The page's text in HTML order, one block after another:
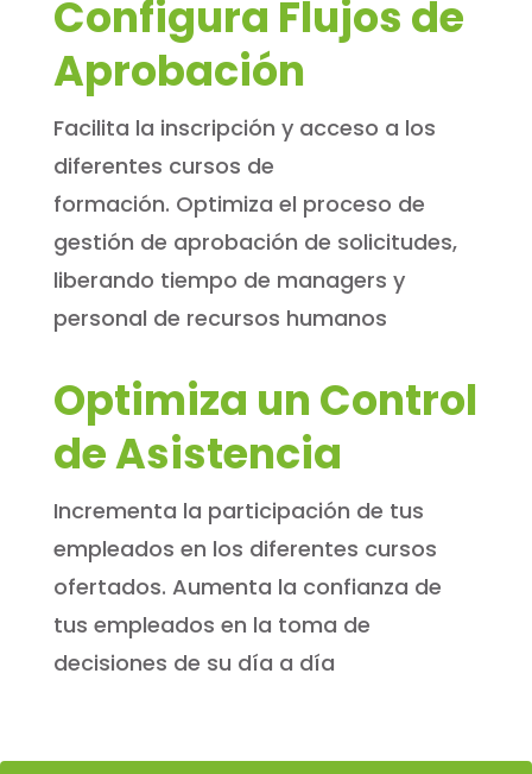
Configura Flujos de
Aprobación
Facilita la inscripción y acceso a los
diferentes cursos de
formación. Optimiza el proceso de
gestión de aprobación de solicitudes,
liberando tiempo de managers y
personal de recursos humanos
Optimiza un Control
de Asistencia
Incrementa la participación de tus
empleados en los diferentes cursos
ofertados. Aumenta la confianza de
tus empleados en la toma de
decisiones de su día a día